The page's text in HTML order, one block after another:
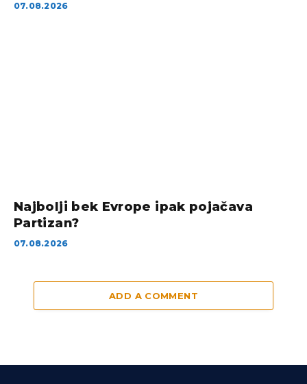
07.08.2026
Najbolji bek Evrope ipak pojačava
Partizan?
07.08.2026
ADD A COMMENT